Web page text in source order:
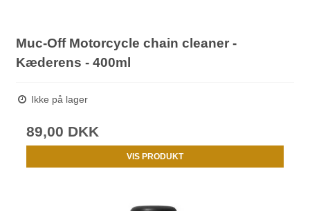
Muc-Off Motorcycle chain cleaner -
Kæderens - 400ml
Ikke på lager
89,00 DKK
VIS PRODUKT